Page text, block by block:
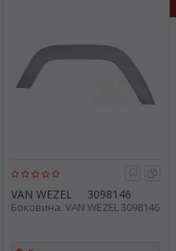
VAN WEZEL 3098146
Боковина. VAN WEZEL 3098146